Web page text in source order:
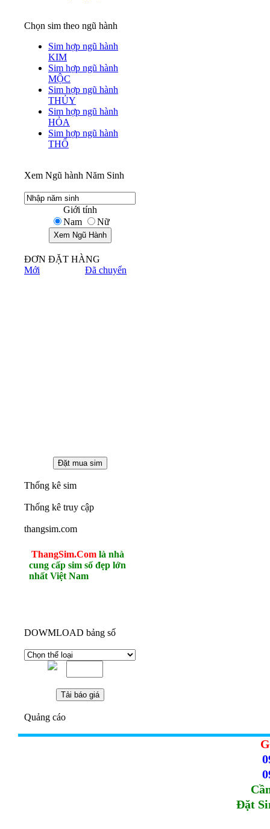
Chọn sim theo ngũ hành
Sim hợp ngũ hành
KIM
Sim hợp ngũ hành
MỘC
Sim hợp ngũ hành
THỦY
Sim hợp ngũ hành
HỎA
Sim hợp ngũ hành
THỔ
Xem Ngũ hành Năm Sinh
Giới tính
Nam
Nữ
ĐƠN ĐẶT HÀNG
Mới
Đã chuyển
Thống kê sim
Thống kê truy cập
thangsim.com
ThangSim.Com là nhà
cung cấp sim số đẹp lớn
nhất Việt Nam
DOWMLOAD bảng số
Quảng cáo
Đặt